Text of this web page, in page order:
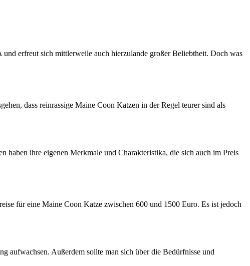
erfreut sich mittlerweile auch hierzulande großer Beliebtheit. Doch was
dass reinrassige Maine Coon Katzen in der Regel teurer sind als
haben ihre eigenen Merkmale und Charakteristika, die sich auch im Preis
für eine Maine Coon Katze zwischen 600 und 1500 Euro. Es ist jedoch
aufwachsen. Außerdem sollte man sich über die Bedürfnisse und